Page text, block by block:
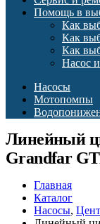
Помощь в
Как
Как
Как
Насос
Насосы
Мотопомпы
Линейный
Grandfar
Главная
Каталог
Насосы,